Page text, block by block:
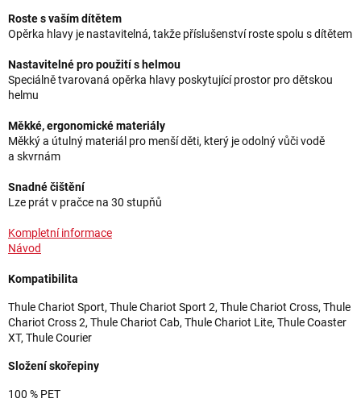
Roste s vaším dítětem
Opěrka hlavy je nastavitelná, takže příslušenství roste spolu s dítětem
Nastavitelné pro použití s helmou
Speciálně tvarovaná opěrka hlavy poskytující prostor pro dětskou
helmu
Měkké, ergonomické materiály
Měkký a útulný materiál pro menší děti, který je odolný vůči vodě
a skvrnám
Snadné čištění
Lze prát v pračce na 30 stupňů
Kompletní informace
Návod
Kompatibilita
Thule Chariot Sport, Thule Chariot Sport 2, Thule Chariot Cross, Thule
Chariot Cross 2, Thule Chariot Cab, Thule Chariot Lite, Thule Coaster
XT, Thule Courier
Složení skořepiny
100 % PET